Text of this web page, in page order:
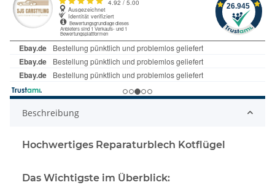
Beschreibung
Hochwertiges Reparaturblech Kotflügel
Das Wichtigste im Überblick: